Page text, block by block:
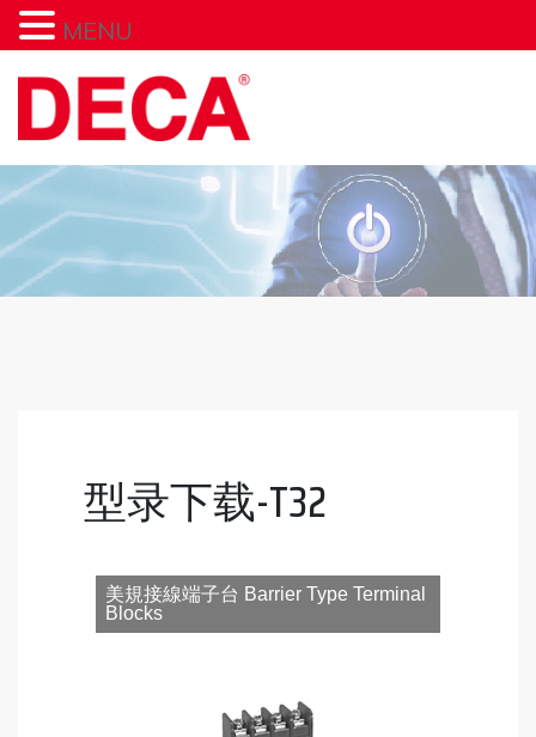
型录下载-T32
美規接線端子台 Barrier Type Terminal
Blocks
MENU